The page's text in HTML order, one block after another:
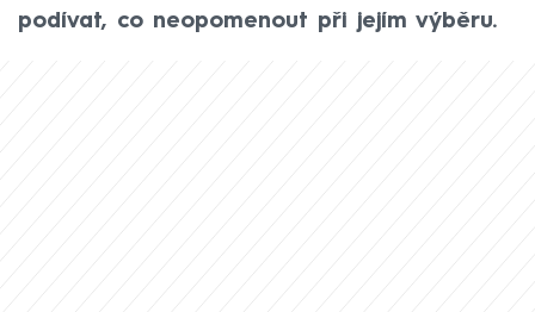
podívat, co neopomenout při jejím výběru.